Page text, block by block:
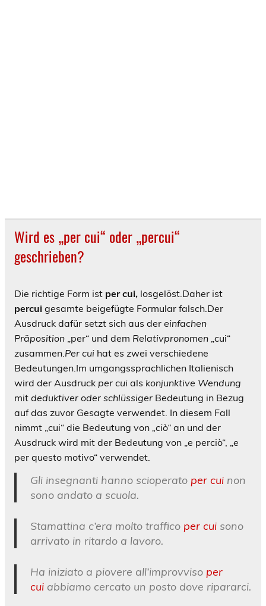
Wird es „per cui“ oder „percui“
geschrieben?
Die richtige Form ist per cui, losgelöst. Daher ist
percui gesamte beigefügte Formular falsch. Der
Ausdruck dafür setzt sich aus der einfachen
Präposition „per“ und dem Relativpronomen „cui“
zusammen. Per cui hat es zwei verschiedene
Bedeutungen. Im umgangssprachlichen Italienisch
wird der Ausdruck per cui als konjunktive Wendung
mit deduktiver oder schlüssiger Bedeutung in Bezug
auf das zuvor Gesagte verwendet. In diesem Fall
nimmt „cui“ die Bedeutung von „ciò“ an und der
Ausdruck wird mit der Bedeutung von „e perciò“, „e
per questo motivo“ verwendet.
Gli insegnanti hanno scioperato per cuinon
sono andato a scuola.
Stamattina c’era molto traffico per cuisono
arrivato in ritardo a lavoro.
Ha iniziato a piovere all’improvviso per
cuiabbiamo cercato un posto dove ripararci.